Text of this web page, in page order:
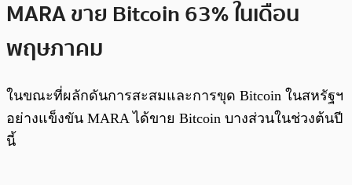
MARA ขาย Bitcoin 63% ในเดือน
พฤษภาคม
ในขณะที่ผลักดันการสะสมและการขุด Bitcoin ในสหรัฐฯ
อย่างแข็งขัน MARA ได้ขาย Bitcoin บางส่วนในช่วงต้นปี
นี้